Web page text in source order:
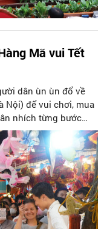
Mã vui Tết
dân ùn ùn đổ về
Nội) để vui chơi, mua
nhích từng bước